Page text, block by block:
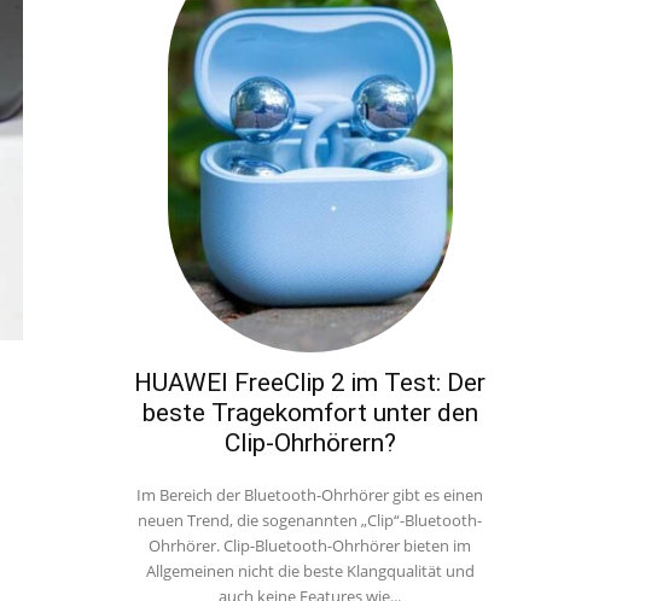
HUAWEI FreeClip 2 im Test: Der
beste Tragekomfort unter den
Clip-Ohrhörern?
Im Bereich der Bluetooth-Ohrhörer gibt es einen
neuen Trend, die sogenannten „Clip“-Bluetooth-
Ohrhörer. Clip-Bluetooth-Ohrhörer bieten im
Allgemeinen nicht die beste Klangqualität und
auch keine Features wie...